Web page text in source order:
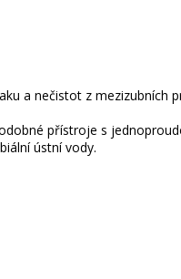
a nečistot z mezizubních
přístroje s
ústní vody.